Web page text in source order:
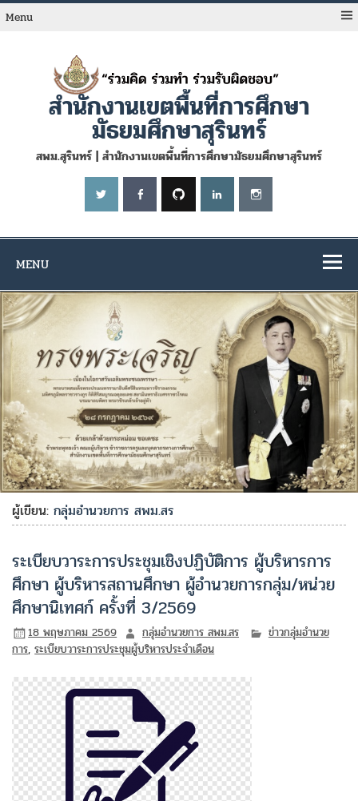
Skip
toMenu
สำนักงานเขตพื้นที่การศึกษา
มัธยมศึกษาสุรินทร์
สพม.สุรินทร์ | สำนักงานเขตพื้นที่การศึกษามัธยมศึกษาสุรินทร์
MENU
ผู้เขียน:กลุ่มอำนวยการ สพม.สร
ระเบียบวาระการประชุมเชิงปฏิบัติการ ผู้บริหารการ
ศึกษา ผู้บริหารสถานศึกษา ผู้อำนวยการกลุ่ม/หน่วย
ศึกษานิเทศก์ ครั้งที่ 3/2569
18 พฤษภาคม 2569 กลุ่มอำนวยการ สพม.สร
ข่าวกลุ่มอำนวย
การ,ระเบียบวาระการประชุมผู้บริหารประจำเดือน